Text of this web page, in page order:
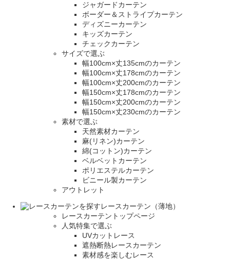
ジャガードカーテン
ボーダー＆ストライプカーテン
ディズニーカーテン
キッズカーテン
チェックカーテン
サイズで選ぶ
幅100cm×丈135cmのカーテン
幅100cm×丈178cmのカーテン
幅100cm×丈200cmのカーテン
幅150cm×丈178cmのカーテン
幅150cm×丈200cmのカーテン
幅150cm×丈230cmのカーテン
素材で選ぶ
天然素材カーテン
麻(リネン)カーテン
綿(コットン)カーテン
ベルベットカーテン
ポリエステルカーテン
ビニール製カーテン
アウトレット
レースカーテン（薄地）
レースカーテントップページ
人気特集で選ぶ
UVカットレース
遮熱断熱レースカーテン
素材感を楽しむレース